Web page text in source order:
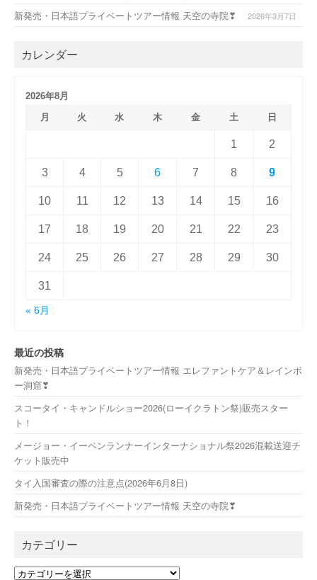
新発売・日本語プライベートツアー情報 天空の寺院❣ 2026年3月7日
カレンダー
2026年8月
月
火 水 木 金 土 日
1 2
3 4 5 6 7 8 9
10 11 12 13 14 15 16
17 18 19 20 21 22 23
24 25 26 27 28 29 30
31
« 6月
最近の投稿
新発売・日本語プライベートツアー情報 エレファントケア＆レインボ
ー洞窟❣
スコータイ・キャンドルショー2026(ローイクラトン祭)販売スター
ト！
メージョー・イーペンランナーインターナショナル祭2026混載送迎チ
ケット販売中
タイ入国審査の際の注意点(2026年6月8日)
新発売・日本語プライベートツアー情報 天空の寺院❣
カテゴリー
カ